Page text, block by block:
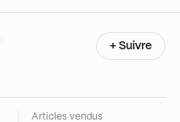
+ Suivre
Articles vendus